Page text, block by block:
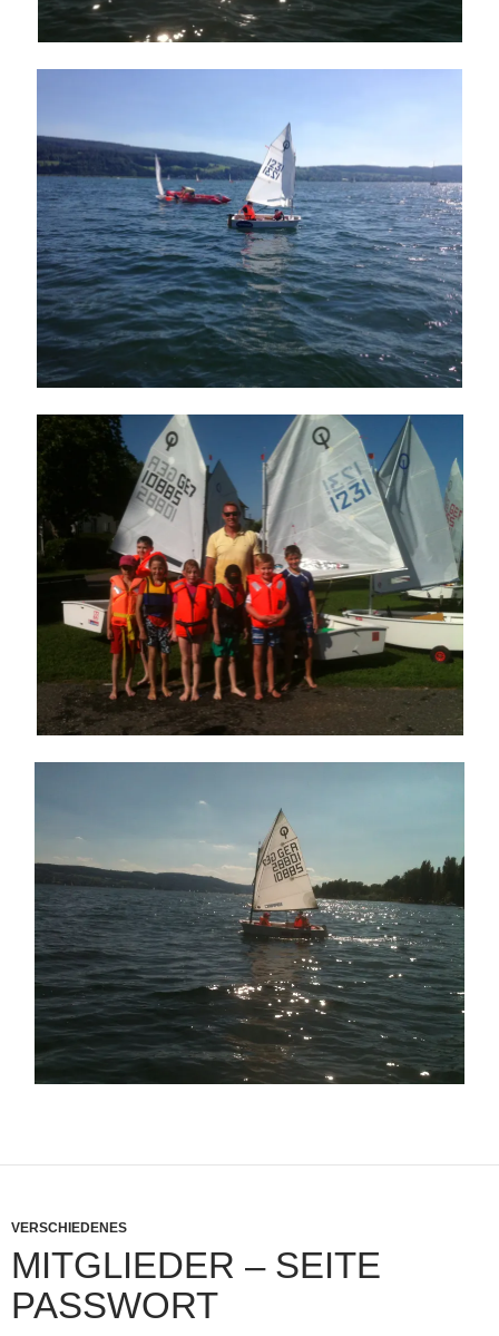
VERSCHIEDENES
MITGLIEDER – SEITE
PASSWORT